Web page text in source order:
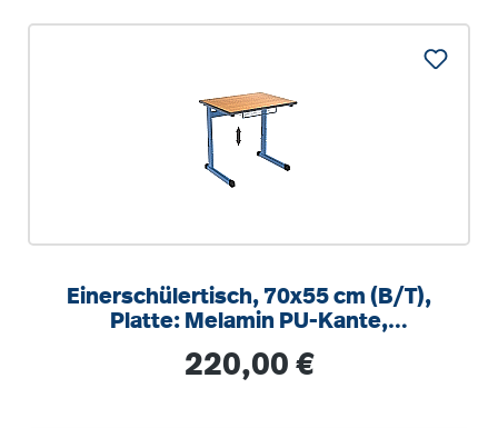
Einerschülertisch, 70x55 cm (B/T),
Platte: Melamin PU-Kante,
Regulärer Preis:
220,00 €